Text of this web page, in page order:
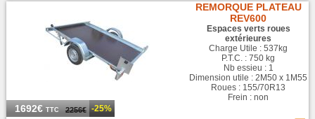
1692€TTC 2256€ -25%
REMORQUE PLATEAU
REV600
Espaces verts roues
extérieures
Charge Utile : 537kg
P.T.C. : 750 kg
Nb essieu : 1
Dimension utile : 2M50 x 1M55
Roues : 155/70R13
Frein : non